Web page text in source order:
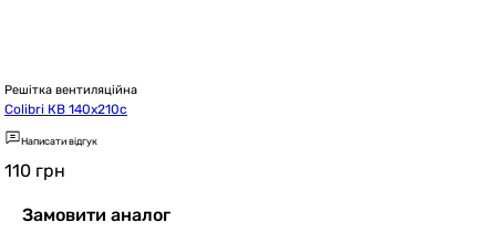
Решітка вентиляційна
Colibri КВ 140х210с
Написати відгук
110 грн
Замовити аналог